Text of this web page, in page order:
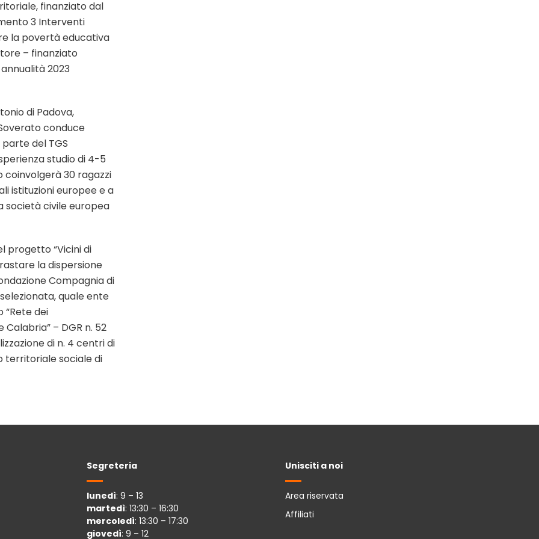
finanziato dal
3 Interventi
la povertà educativa
– finanziato
2023
di Padova,
conduce
del TGS
esperienza studio di 4-5
coinvolgerà 30 ragazzi
istituzioni europee e a
società civile europea
progetto “Vicini di
la dispersione
Compagnia di
quale ente
dei
– DGR n. 52
di n. 4 centri di
territoriale sociale di
Segreteria
lunedì: 9 – 13
martedì: 13:30 – 16:30
mercoledì: 13:30 – 17:30
giovedì: 9 – 12
Unisciti a noi
Area riservata
Affiliati